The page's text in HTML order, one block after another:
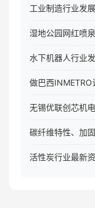
工业制造行业发
湿地公园网红喷
水下机器人行业
做巴西INMETRO
无锡优联创芯机
碳纤维特性、加
活性炭行业最新